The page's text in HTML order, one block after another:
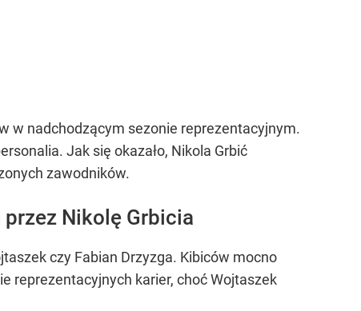
w nadchodzącym sezonie reprezentacyjnym.
Jak się okazało, Nikola Grbić
zawodników.
przez Nikolę Grbicia
czy Fabian Drzyzga. Kibiców mocno
reprezentacyjnych karier, choć Wojtaszek